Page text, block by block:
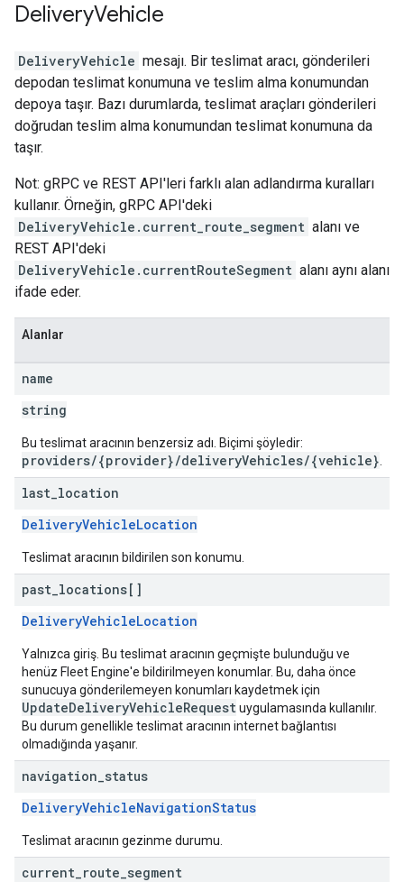
DeliveryVehicle
DeliveryVehicle mesajı. Bir teslimat aracı, gönderileri
depodan teslimat konumuna ve teslim alma konumundan
depoya taşır. Bazı durumlarda, teslimat araçları gönderileri
doğrudan teslim alma konumundan teslimat konumuna da
taşır.
Not: gRPC ve REST API'leri farklı alan adlandırma kuralları
kullanır. Örneğin, gRPC API'deki
DeliveryVehicle.current_route_segment alanı ve
REST API'deki
DeliveryVehicle.currentRouteSegment alanı aynı alanı
ifade eder.
Alanlar
name
string
Bu teslimat aracının benzersiz adı. Biçimi şöyledir:
providers/{provider}/deliveryVehicles/{vehicle}
last location
DeliveryVehicleLocation
Teslimat aracının bildirilen son konumu.
past locations[]
DeliveryVehicleLocation
Yalnızca giriş. Bu teslimat aracının geçmişte bulunduğu ve
henüz Fleet Engine'e bildirilmeyen konumlar. Bu, daha önce
sunucuya gönderilemeyen konumları kaydetmek için
UpdateDeliveryVehicleRequestuygulamasında kullanılır.
Bu durum genellikle teslimat aracının internet bağlantısı
olmadığında yaşanır.
navigation status
DeliveryVehicleNavigationStatus
Teslimat aracının gezinme durumu.
current route segment